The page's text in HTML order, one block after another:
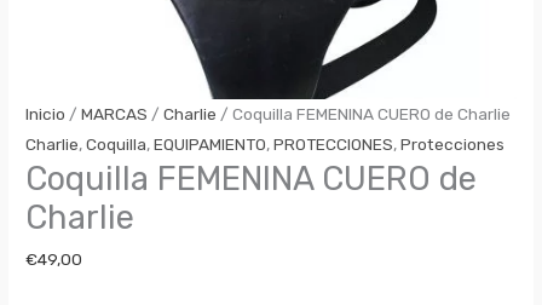
Inicio /MARCAS /Charlie / Coquilla FEMENINA CUERO de Charlie
Charlie,Coquilla,EQUIPAMIENTO,PROTECCIONES,Protecciones
Coquilla FEMENINA CUERO de
Charlie
€49,00